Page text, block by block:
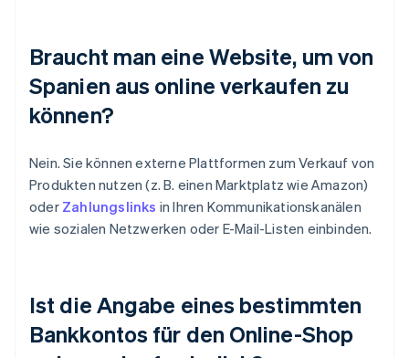
Braucht man eine Website, um von
Spanien aus online verkaufen zu
können?
Nein. Sie können externe Plattformen zum Verkauf von
Produkten nutzen (z. B. einen Marktplatz wie Amazon)
oder Zahlungslinks in Ihren Kommunikationskanälen
wie sozialen Netzwerken oder E-Mail-Listen einbinden.
Ist die Angabe eines bestimmten
Bankkontos für den Online-Shop